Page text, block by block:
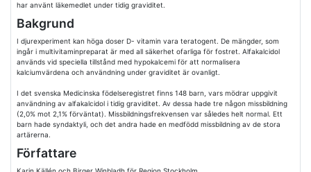
har använt läkemedlet under tidig graviditet.
Bakgrund
I djurexperiment kan höga doser D- vitamin vara teratogent. De mängder, som
ingår i multivitaminpreparat är med all säkerhet ofarliga för fostret. Alfakalcidol
används vid speciella tillstånd med hypokalcemi för att normalisera
kalciumvärdena och användning under graviditet är ovanligt.
I det svenska Medicinska födelseregistret finns 148 barn, vars mödrar uppgivit
användning av alfakalcidol i tidig graviditet. Av dessa hade tre någon missbildning
(2,0% mot 2,1% förväntat). Missbildningsfrekvensen var således helt normal. Ett
barn hade syndaktyli, och det andra hade en medfödd missbildning av de stora
artärerna.
Författare